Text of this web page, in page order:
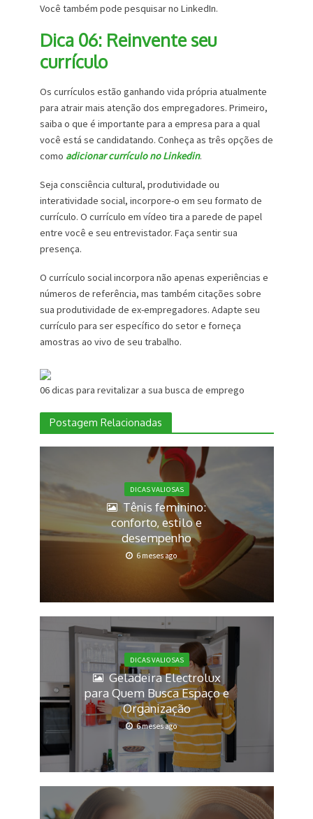
Você também pode pesquisar no LinkedIn.
Dica 06: Reinvente seu
currículo
Os currículos estão ganhando vida própria atualmente
para atrair mais atenção dos empregadores. Primeiro,
saiba o que é importante para a empresa para a qual
você está se candidatando. Conheça as três opções de
como adicionar currículo no Linkedin.
Seja consciência cultural, produtividade ou
interatividade social, incorpore-o em seu formato de
currículo. O currículo em vídeo tira a parede de papel
entre você e seu entrevistador. Faça sentir sua
presença.
O currículo social incorpora não apenas experiências e
números de referência, mas também citações sobre
sua produtividade de ex-empregadores. Adapte seu
currículo para ser específico do setor e forneça
amostras ao vivo de seu trabalho.
06 dicas para revitalizar a sua busca de emprego
Postagem Relacionadas
DICAS VALIOSAS
Tênis feminino:
conforto, estilo e
desempenho
6 meses ago
DICAS VALIOSAS
Geladeira Electrolux
para Quem Busca Espaço e
Organização
6 meses ago